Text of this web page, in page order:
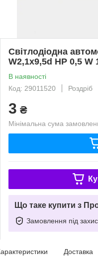
Світлодіодна
W2,1x9,5d HP 0,5 W
В наявності
Код: 29011520
Роздріб
3 ₴
Мінімальна сума
Що таке купити з
Замовлення під
Доставка